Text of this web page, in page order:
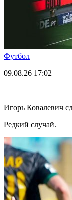
Футбол
09.08.26 17:02
Игорь Ковалевич
Редкий случай.